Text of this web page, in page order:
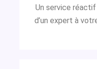
Un service
d’un expert à